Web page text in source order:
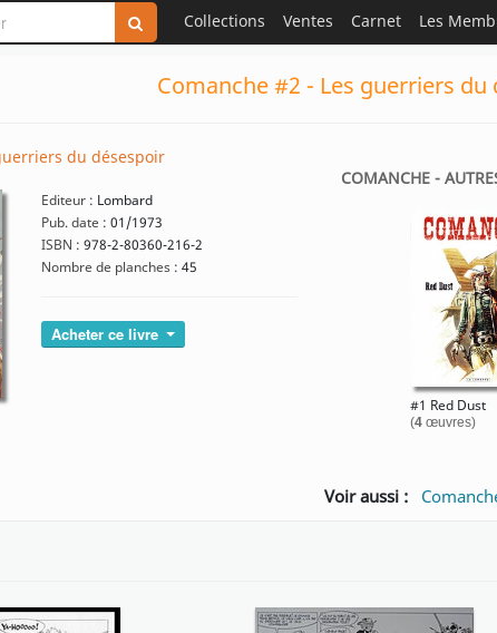
Collections Ventes Carnet Les
Comanche #2 - Les guerriers
du désespoir
Editeur : Lombard
Pub. date : 01/1973
ISBN : 978-2-80360-216-2
Nombre de planches : 45
Acheter ce livre
COMANCHE -
#1 Red Dust
(4œuvres)
Voir aussi :